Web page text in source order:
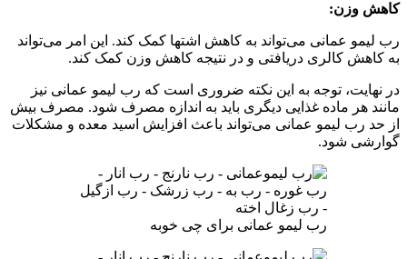
کاهش وزن:
رب لیمو عمانی می‌تواند به کاهش اشتها کمک کند. این امر می‌تواند
به کاهش کالری دریافتی و در نتیجه کاهش وزن کمک کند.
در نهایت، توجه به این نکته ضروری است که رب لیمو عمانی نیز
مانند هر ماده غذایی دیگری باید به اندازه مصرف شود. مصرف بیش
از حد رب لیمو عمانی می‌تواند باعث افزایش اسید معده و مشکلات
گوارشی شود.
رب لیمو عمانی برای چی خوبه